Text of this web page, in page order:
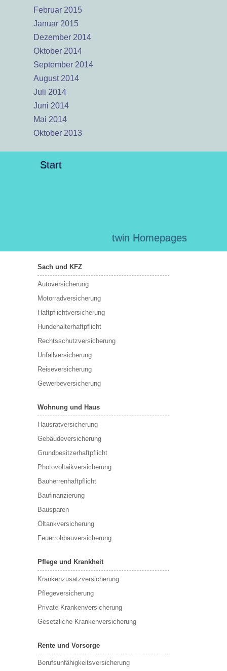
Februar 2015
Januar 2015
Dezember 2014
Oktober 2014
September 2014
August 2014
Juli 2014
Juni 2014
Mai 2014
Oktober 2013
Start
twin Homepages
Sach und KFZ
Autoversicherung
Motorradversicherung
Haftpflichtversicherung
Hundehalterhaftpflicht
Rechtsschutzversicherung
Unfallversicherung
Reiseversicherung
Gewerbeversicherung
Wohnung und Haus
Hausratversicherung
Gebäudeversicherung
Grundbesitzerhaftpflicht
Photovoltaikversicherung
Bauherrenhaftpflicht
Baufinanzierung
Bausparen
Öltankversicherung
Feuerrohbauversicherung
Pflege und Krankheit
Krankenzusatzversicherung
Pflegeversicherung
Private Krankenversicherung
Gesetzliche Krankenversicherung
Rente und Vorsorge
Berufs­unfähigkeitsversicherung